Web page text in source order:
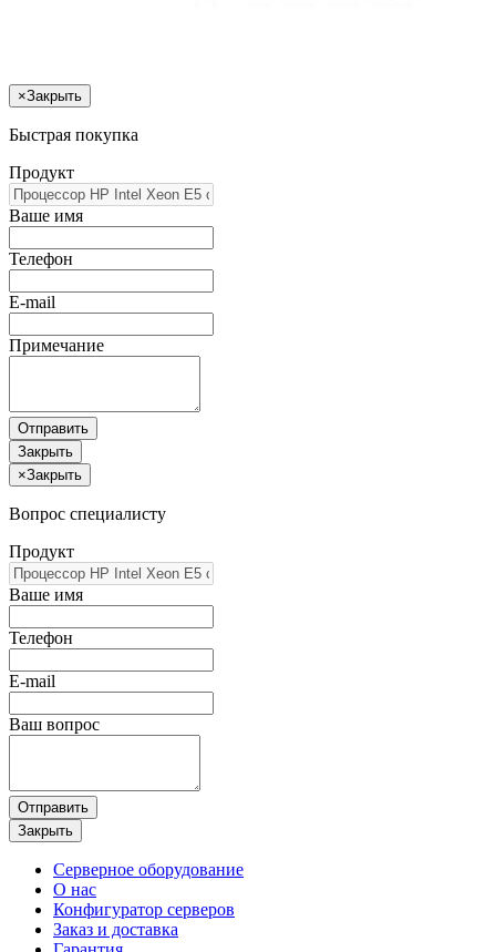
×Закрыть
Быстрая покупка
Продукт
Ваше имя
Телефон
E-mail
Примечание
Отправить
Закрыть
×Закрыть
Вопрос специалисту
Продукт
Ваше имя
Телефон
E-mail
Ваш вопрос
Отправить
Закрыть
Серверное оборудование
О нас
Конфигуратор серверов
Заказ и доставка